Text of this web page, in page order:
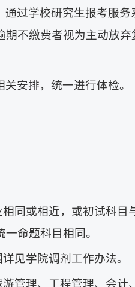
过学校研究生报考服
不缴费者视为主动放弃
安排，统一进行体检。
同或相近，或初试科目
命题科目相同。
见学院调剂工作办法。
管理、工程管理、会计